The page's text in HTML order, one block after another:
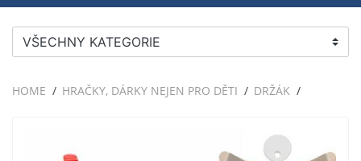
VŠECHNY KATEGORIE
HOME HRAČKY, DÁRKY NEJEN PRO DĚTI DRŽÁK